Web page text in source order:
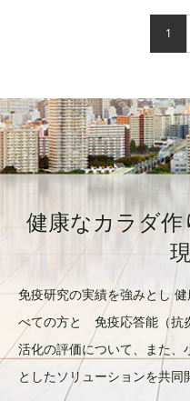
1
健康なカラダ作
免疫研究の実績を強みとし
べての方と 免疫応答能（抗
活化の評価について、また
としたソリューションを共同